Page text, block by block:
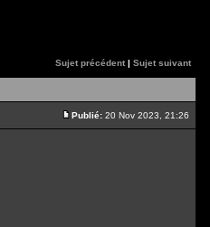
Sujet précédent | Sujet suivant
Publié: 20 Nov 2023, 21:26